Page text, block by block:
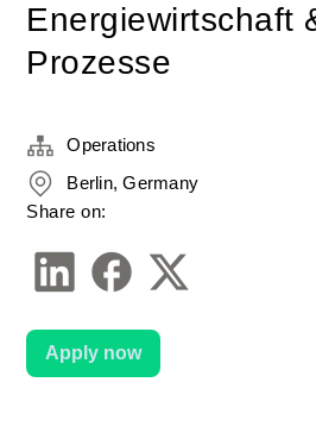
Energiewirtschaft
Prozesse
Operations
Berlin, Germany
Share on:
Apply now